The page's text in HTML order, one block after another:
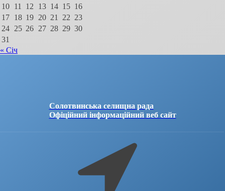
10 11 12 13 14 15 16
17 18 19 20 21 22 23
24 25 26 27 28 29 30
31
« Січ
Солотвинська селищна рада
Офіційний інформаційний веб сайт